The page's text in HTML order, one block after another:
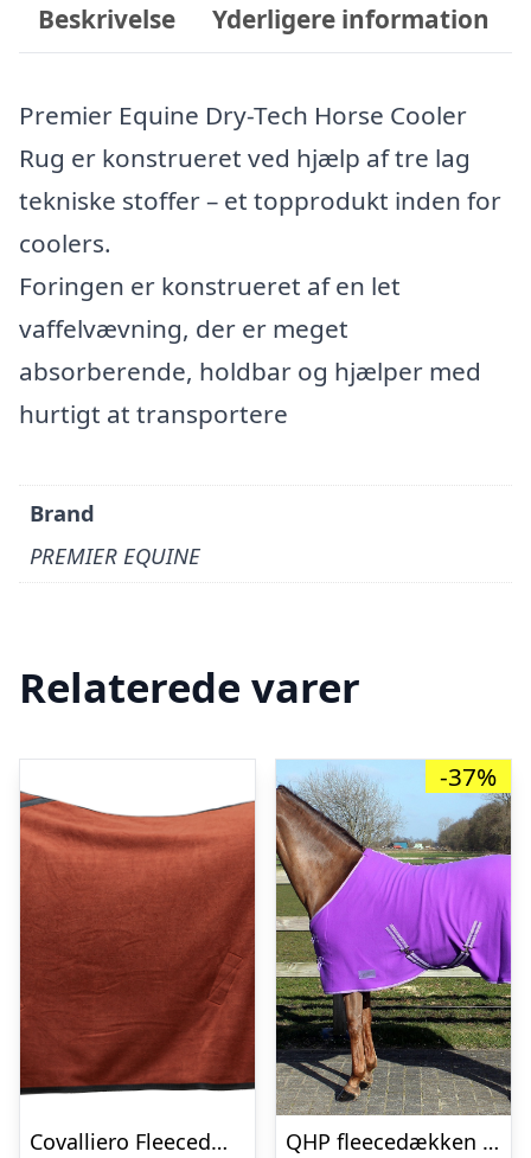
Beskrivelse Yderligere information
Premier Equine Dry-Tech Horse Cooler
Rug er konstrueret ved hjælp af tre lag
tekniske stoffer – et topprodukt inden for
coolers.
Foringen er konstrueret af en let
vaffelvævning, der er meget
absorberende, holdbar og hjælper med
hurtigt at transportere
Brand
PREMIER EQUINE
Relaterede varer
Covalliero Fleecedækken Aw 2025 125 cm
-37%
QHP fleecedækken – 85 – Lilla